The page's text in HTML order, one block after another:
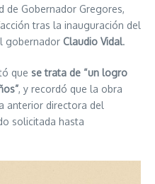
de Gobernador Gregores,
tras la inauguración del
gobernador Claudio Vidal.
que se trata de “un logro
, y recordó que la obra
anterior directora del
solicitada hasta